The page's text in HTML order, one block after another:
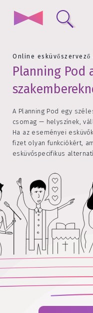
Online esküvőszervező
Planning Pod
A Planning Pod egy
csomag — helyszínek,
Ha az eseményei
fizet olyan funkciókért,
esküvőspecifikus